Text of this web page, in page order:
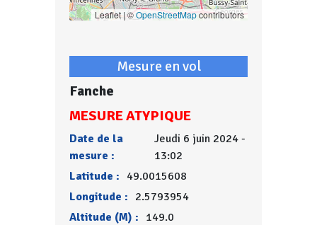
Leaflet | ©OpenStreetMapcontributors
Mesure en vol
Fanche
MESURE ATYPIQUE
Date de la
mesure :
Jeudi 6 juin 2024 -
13:02
Latitude : 49.0015608
Longitude : 2.5793954
Altitude (M) : 149.0